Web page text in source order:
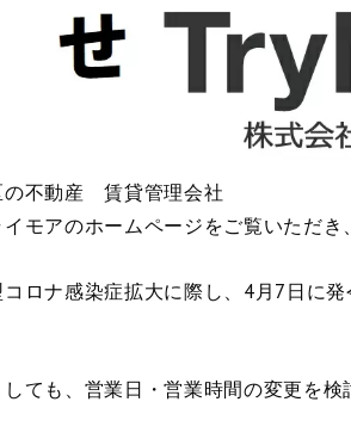
の不動産 賃貸管理会社
モアのホームページをご覧いただき
ロナ感染症拡大に際し、4月7日に
ても、営業日・営業時間の変更を検